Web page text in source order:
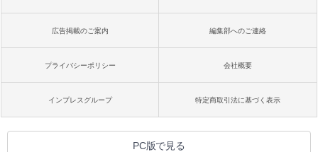
広告掲載のご案内 編集部へのご連絡
プライバシーポリシー 会社概要
インプレスグループ 特定商取引法に基づく表示
PC版で見る